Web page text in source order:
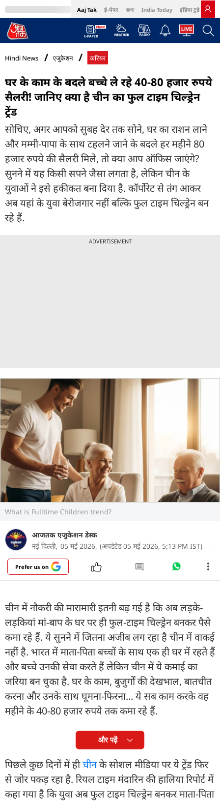
Aaj Tak ई-पेपर বাংলা India Today इंडिया टुडे हिंदी
MumbaiTak Cosmopolitan Harper's Bazaar Northeast
Hindi News एजुकेशन करियर
घर के काम के बदले बच्चे ले रहे 40-80 हजार रुपये
सैलरी! जान‍िए क्या है चीन का फुल टाइम चिल्ड्रेन
ट्रेंड
सोचिए, अगर आपको सुबह देर तक सोने, घर का राशन लाने
और मम्मी-पापा के साथ टहलने जाने के बदले हर महीने 80
हजार रुपये की सैलरी मिले, तो क्या आप ऑफिस जाएंगे?
सुनने में यह किसी सपने जैसा लगता है, लेकिन चीन के
युवाओं ने इसे हकीकत बना दिया है. कॉर्पोरेट से तंग आकर
अब यहां के युवा बेरोजगार नहीं बल्कि फुल टाइम चिल्ड्रेन बन
रहे हैं.
ADVERTISEMENT
What is Fulltime Children trend?
आजतक एजुकेशन डेस्क
नई दिल्ली, 05 मई 2026, (अपडेटेड 05 मई 2026, 5:13 PM IST)
Prefer us on
चीन में नौकरी की मारामारी इतनी बढ़ गई है कि अब लड़के-
लड़कियां मां-बाप के घर पर ही फुल-टाइम चिल्ड्रेन बनकर पैसे
कमा रहे हैं. ये सुनने में जितना अजीब लग रहा है चीन में वाकई
नहीं है. भारत में माता-पिता बच्चों के साथ एक ही घर में रहते हैं
और बच्चे उनकी सेवा करते हैं लेकिन चीन में ये कमाई का
जरिया बन चुका है. घर के काम, बुजुर्गों की देखभाल, बातचीत
करना और उनके साथ घूमना-फिरना... ये सब काम करके वह
महीने के 40-80 हजार रुपये तक कमा रहे हैं.
और पढ़ें
पिछले कुछ दिनों में हीचीनके सोशल मीडिया पर ये ट्रेंड फिर
से जोर पकड़ रहा है. रियल टाइम मंदारिन की हालिया रिपोर्ट में
कहा गया है कि युवा अब फुल टाइम चिल्ड्रेन बनकर माता-पिता